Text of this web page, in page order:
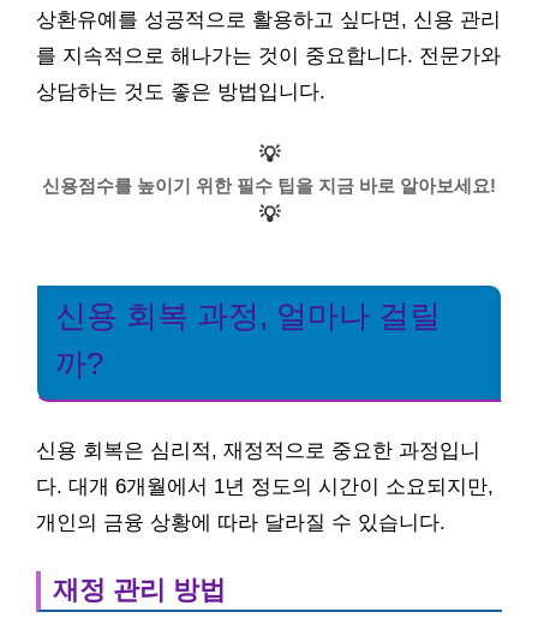
상환유예를 성공적으로 활용하고 싶다면, 신용 관리
를 지속적으로 해나가는 것이 중요합니다. 전문가와
상담하는 것도 좋은 방법입니다.
💡
신용점수를 높이기 위한 필수 팁을 지금 바로 알아보세요!
💡
신용 회복 과정, 얼마나 걸릴
까?
신용 회복은 심리적, 재정적으로 중요한 과정입니
다. 대개 6개월에서 1년 정도의 시간이 소요되지만,
개인의 금융 상황에 따라 달라질 수 있습니다.
재정 관리 방법